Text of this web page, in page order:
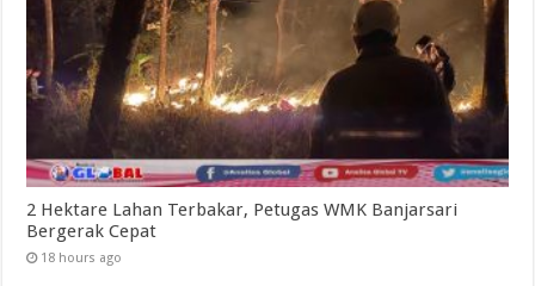
2 Hektare Lahan Terbakar, Petugas WMK Banjarsari
Bergerak Cepat
18 hours ago